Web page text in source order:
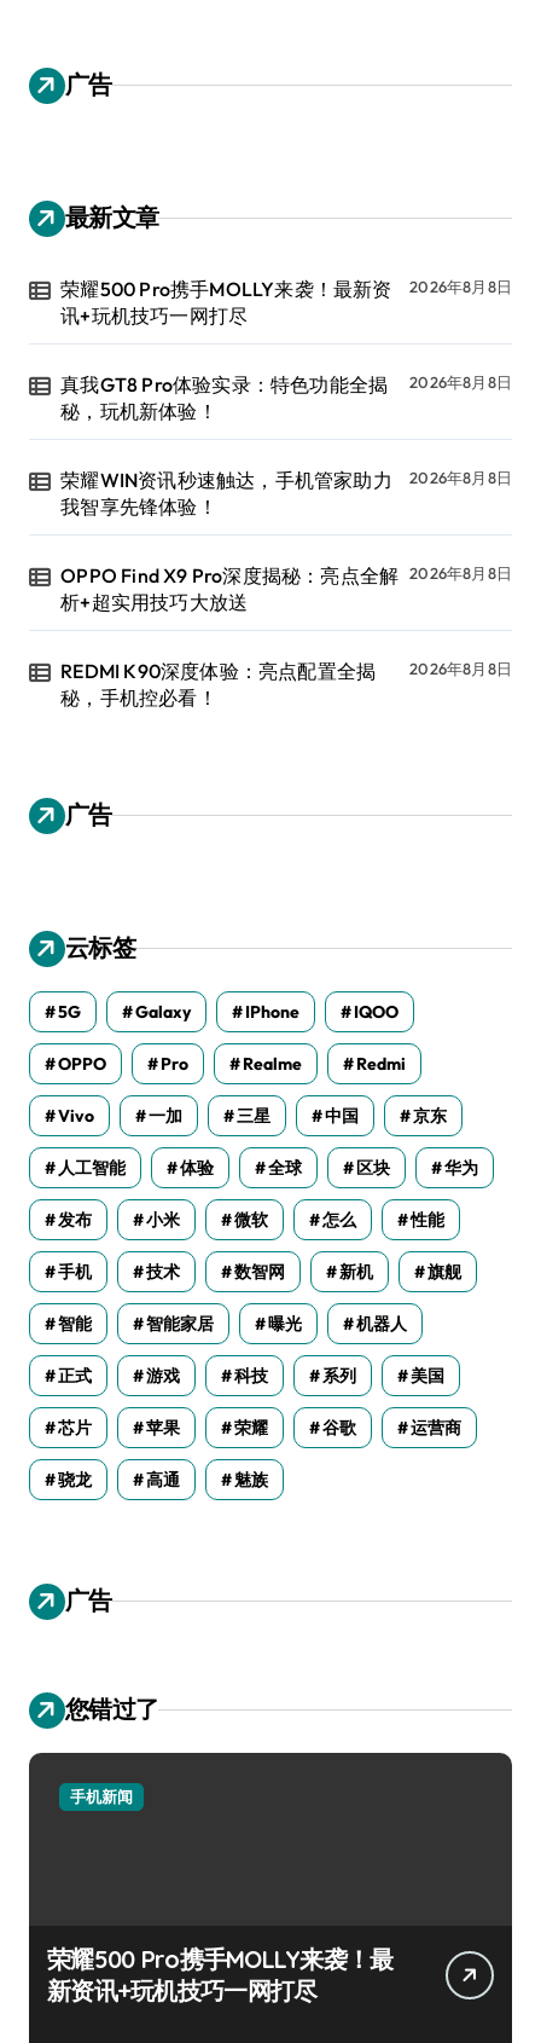
广告
最新文章
荣耀500 Pro携手MOLLY来袭！最新资
讯+玩机技巧一网打尽
2026年8月8日
真我GT8 Pro体验实录：特色功能全揭
秘，玩机新体验！
2026年8月8日
荣耀WIN资讯秒速触达，手机管家助力
我智享先锋体验！
2026年8月8日
OPPO Find X9 Pro深度揭秘：亮点全解
析+超实用技巧大放送
2026年8月8日
REDMI K90深度体验：亮点配置全揭
秘，手机控必看！
2026年8月8日
广告
云标签
5G Galaxy IPhone IQOO
OPPO Pro Realme Redmi
Vivo 一加 三星 中国 京东
人工智能 体验 全球 区块 华为
发布 小米 微软 怎么 性能
手机 技术 数智网 新机 旗舰
智能 智能家居 曝光 机器人
正式 游戏 科技 系列 美国
芯片 苹果 荣耀 谷歌 运营商
骁龙 高通 魅族
广告
您错过了
手机新闻
荣耀500 Pro携手MOLLY来袭！最
新资讯+玩机技巧一网打尽